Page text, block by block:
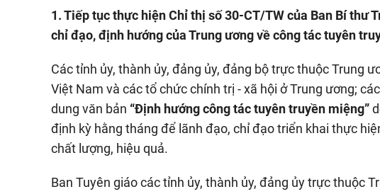
1. Tiếp tục thực hiện Chỉ thị số30-CT/TW của Ban Bí thư
chỉ đạo, định hướng của Trung ương về công tác tuyên
Các tỉnh ủy, thành ủy, đảng ủy, đảng bộ trực thuộc Trung
Việt Nam và các tổ chức chính trị - xã hội ở Trung ương;
dung văn bản “Định hướng công tác tuyên truyền miệng”
định kỳ hằng tháng để lãnh đạo, chỉ đạo triển khai thực
chất lượng, hiệu quả.
Ban Tuyên giáo các tỉnh ủy, thành ủy, đảng ủy trực thuộc